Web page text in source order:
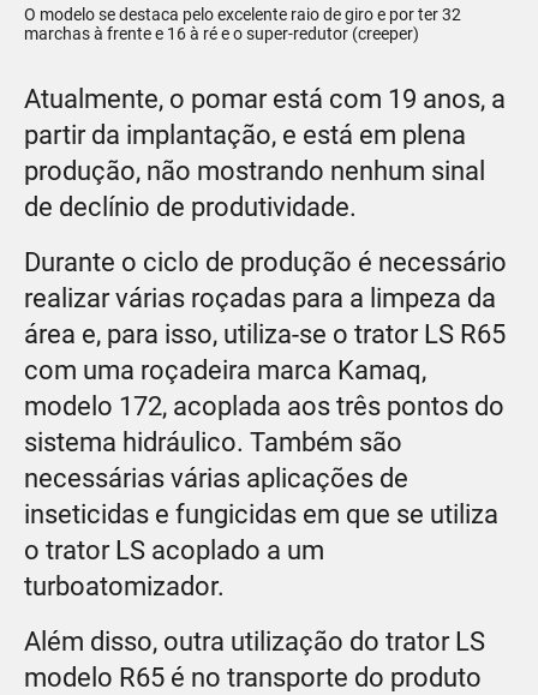
O modelo se destaca pelo excelente raio de giro e por ter 32
marchas à frente e 16 à ré e o super-redutor (creeper)
Atualmente, o pomar está com 19 anos, a
partir da implantação, e está em plena
produção, não mostrando nenhum sinal
de declínio de produtividade.
Durante o ciclo de produção é necessário
realizar várias roçadas para a limpeza da
área e, para isso, utiliza-se o trator LS R65
com uma roçadeira marca Kamaq,
modelo 172, acoplada aos três pontos do
sistema hidráulico. Também são
necessárias várias aplicações de
inseticidas e fungicidas em que se utiliza
o trator LS acoplado a um
turboatomizador.
Além disso, outra utilização do trator LS
modelo R65 é no transporte do produto